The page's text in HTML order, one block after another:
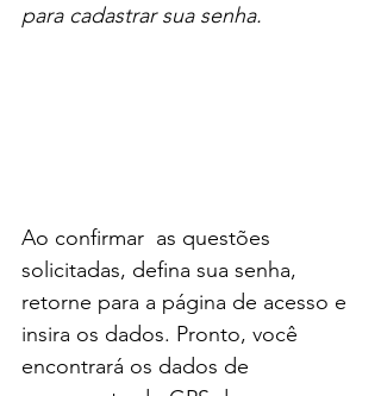
para cadastrar sua senha.
Ao confirmar  as questões
solicitadas, defina sua senha,
retorne para a página de acesso e
insira os dados. Pronto, você
encontrará os dados de